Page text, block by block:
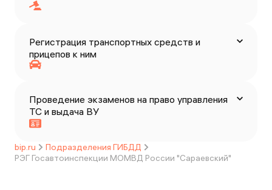
Регистрация транспортных средств и
прицепов к ним
Проведение экзаменов на право управления
ТС и выдача ВУ
bip.ru
Подразделения ГИБДД
РЭГ Госавтоинспекции МОМВД России "Сараевский"